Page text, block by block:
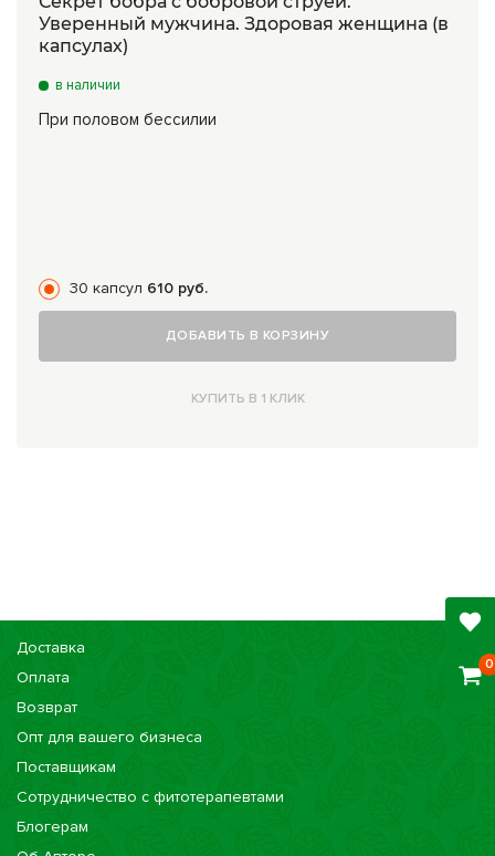
Уверенный мужчина. Здоровая женщина (в
капсулах)
в наличии
При половом бессилии
30 капсул 610 руб.
ДОБАВИТЬ В КОРЗИНУ
КУПИТЬ В 1 КЛИК
0
Доставка
Оплата
Возврат
Опт для вашего бизнеса
Поставщикам
Сотрудничество с фитотерапевтами
Блогерам